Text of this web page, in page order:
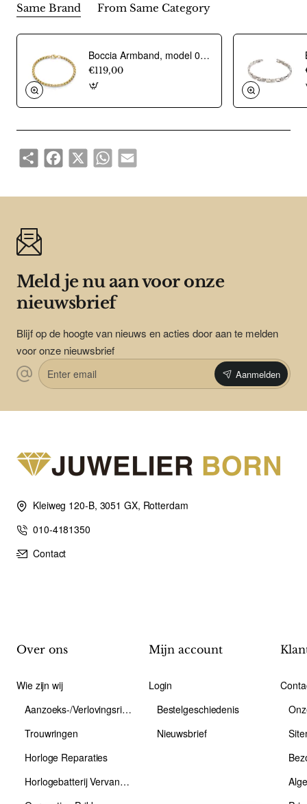
Same Brand From Same Category
Boccia Armband, model 0329-04 titanium/bicolour breedte schakel 4 mm.(18cm.) - 24470
€119,00
ShareFacebook
X WhatsAppEmail
Meld je nu aan voor onze
nieuwsbrief
Blijf op de hoogte van nieuws en acties door aan te melden
voor onze nieuwsbrief
Enter
email
Aanmelden
Kleiweg 120-B, 3051 GX, Rotterdam
010-4181350
Contact
Over ons
Wie zijn wij
Aanzoeks-/Verlovingsring
Trouwringen
Horloge Reparaties
Horlogebatterij Vervangen
Mijn account
Login
Bestelgeschiedenis
Nieuwsbrief